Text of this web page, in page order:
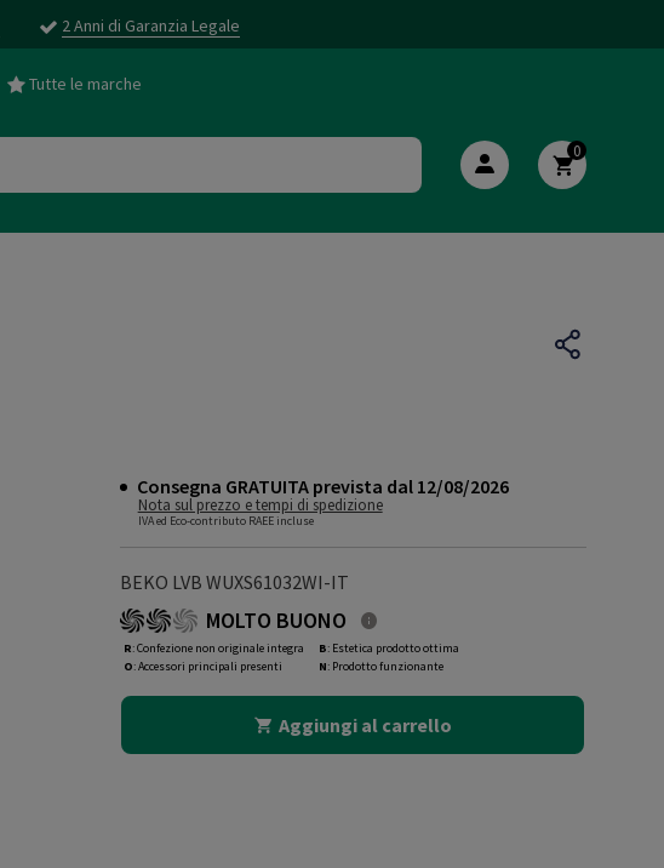
2 Anni di Garanzia Legale
Tutte le marche
0
Consegna GRATUITA prevista dal 12/08/2026
Nota sul prezzo e tempi di spedizione
IVA ed Eco-contributo RAEE incluse
BEKO LVB WUXS61032WI-IT
MOLTO BUONO
R: Confezione non originale integra
O: Accessori principali presenti
B: Estetica prodotto ottima
N: Prodotto funzionante
Aggiungi al carrello